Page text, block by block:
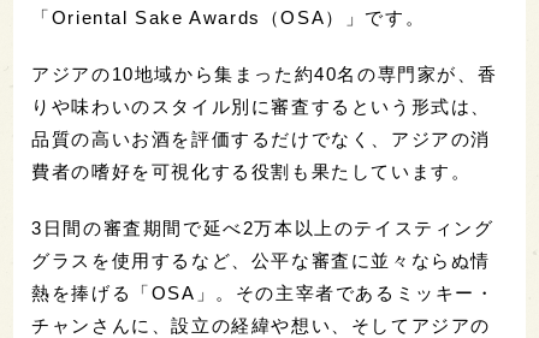
「Oriental Sake Awards（OSA）」です。
アジアの10地域から集まった約40名の専門家が、香
りや味わいのスタイル別に審査するという形式は、
品質の高いお酒を評価するだけでなく、アジアの消
費者の嗜好を可視化する役割も果たしています。
3日間の審査期間で延べ2万本以上のテイスティング
グラスを使用するなど、公平な審査に並々ならぬ情
熱を捧げる「OSA」。その主宰者であるミッキー・
チャンさんに、設立の経緯や想い、そしてアジアの